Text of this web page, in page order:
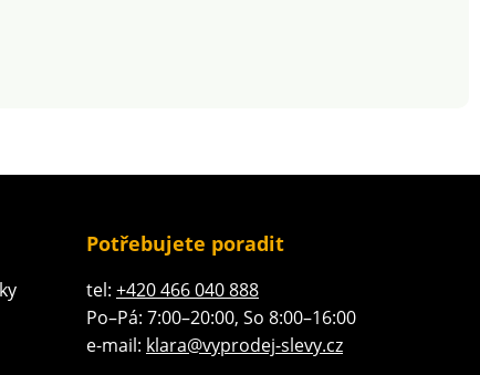
Potřebujete poradit
tel: +420 466 040 888
Po–Pá: 7:00–20:00, So 8:00–16:00
e-mail: klara@vyprodej-slevy.cz